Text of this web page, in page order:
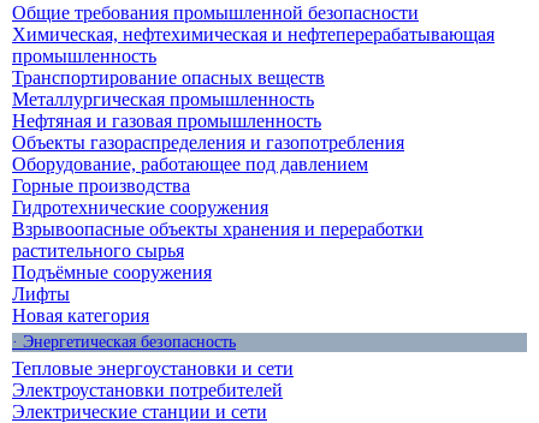
Общие требования промышленной безопасности
Химическая, нефтехимическая и нефтеперерабатывающая
промышленность
Транспортирование опасных веществ
Металлургическая промышленность
Нефтяная и газовая промышленность
Объекты газораспределения и газопотребления
Оборудование, работающее под давлением
Горные производства
Гидротехнические сооружения
Взрывоопасные объекты хранения и переработки
растительного сырья
Подъёмные сооружения
Лифты
Новая категория
· Энергетическая безопасность
Тепловые энергоустановки и сети
Электроустановки потребителей
Электрические станции и сети